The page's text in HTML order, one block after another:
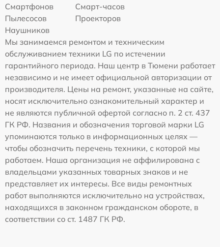
Смартфонов
Смарт-часов
Пылесосов
Проекторов
Наушников
Мы занимаемся ремонтом и техническим
обслуживанием техники LG по истечении
гарантийного периода. Наш центр в Тюмени работает
независимо и не имеет официальной авторизации от
производителя. Цены на ремонт, указанные на сайте,
носят исключительно ознакомительный характер и
не являются публичной офертой согласно п. 2 ст. 437
ГК РФ. Названия и обозначения торговой марки LG
упоминаются только в информационных целях —
чтобы обозначить перечень техники, с которой мы
работаем. Наша организация не аффилирована с
владельцами указанных товарных знаков и не
представляет их интересы. Все виды ремонтных
работ выполняются исключительно на устройствах,
находящихся в законном гражданском обороте, в
соответствии со ст. 1487 ГК РФ.